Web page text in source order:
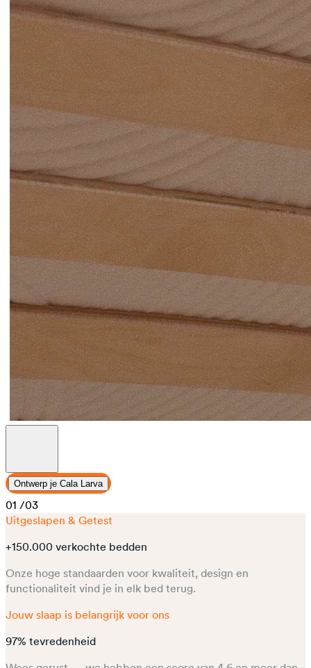
Ontwerp je Cala Larva
01 /03
Uitgeslapen & Getest
+150.000 verkochte bedden
Onze hoge standaarden voor kwaliteit, design en
functionaliteit vind je in elk bed terug.
Jouw slaap is belangrijk voor ons
97% tevredenheid